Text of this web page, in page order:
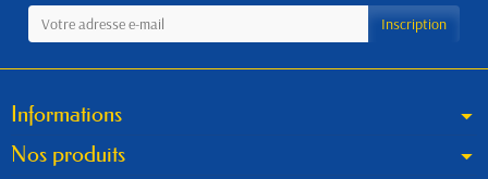
Informations
Nos produits